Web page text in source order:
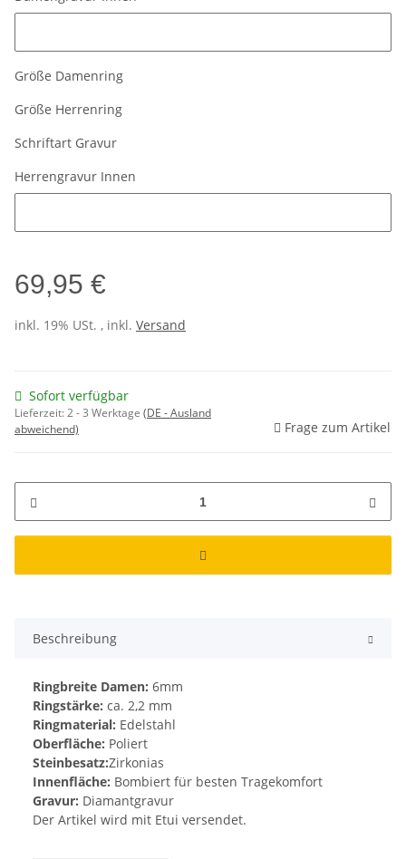
Größe Damenring
Größe Herrenring
Schriftart Gravur
Herrengravur Innen
69,95 €
inkl. 19% USt. , inkl. Versand
Sofort verfügbar
Lieferzeit:2 - 3 Werktage (DE - Ausland
abweichend)
Frage zum Artikel
Beschreibung
Ringbreite Damen: 6mm
Ringstärke: ca. 2,2 mm
Ringmaterial: Edelstahl
Oberfläche: Poliert
Steinbesatz:Zirkonias
Innenfläche: Bombiert für besten Tragekomfort
Gravur: Diamantgravur
Der Artikel wird mit Etui versendet.